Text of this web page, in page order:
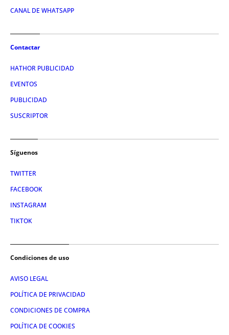
CANAL DE WHATSAPP
Contactar
HATHOR PUBLICIDAD
EVENTOS
PUBLICIDAD
SUSCRIPTOR
Síguenos
TWITTER
FACEBOOK
INSTAGRAM
TIKTOK
Condiciones de uso
AVISO LEGAL
POLÍTICA DE PRIVACIDAD
CONDICIONES DE COMPRA
POLÍTICA DE COOKIES